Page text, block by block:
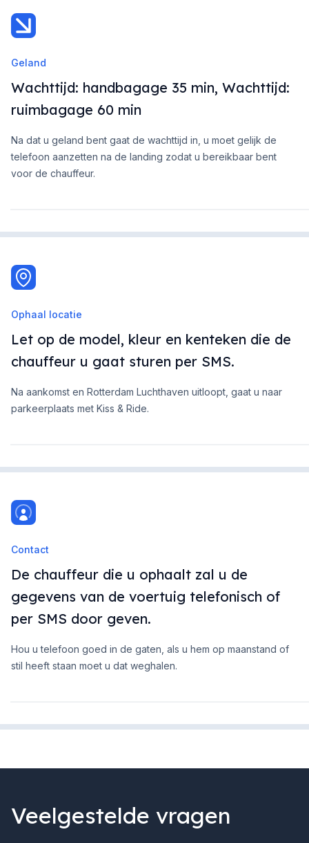
Geland
Wachttijd: handbagage 35 min, Wachttijd:
ruimbagage 60 min
Na dat u geland bent gaat de wachttijd in, u moet gelijk de
telefoon aanzetten na de landing zodat u bereikbaar bent
voor de chauffeur.
Ophaal locatie
Let op de model, kleur en kenteken die de
chauffeur u gaat sturen per SMS.
Na aankomst en Rotterdam Luchthaven uitloopt, gaat u naar
parkeerplaats met Kiss & Ride.
Contact
De chauffeur die u ophaalt zal u de
gegevens van de voertuig telefonisch of
per SMS door geven.
Hou u telefoon goed in de gaten, als u hem op maanstand of
stil heeft staan moet u dat weghalen.
Veelgestelde vragen